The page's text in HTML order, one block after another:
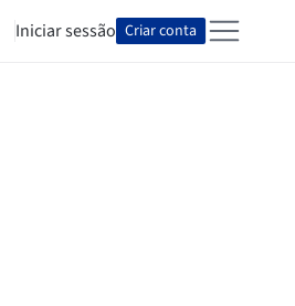
Iniciar sessão Criar conta